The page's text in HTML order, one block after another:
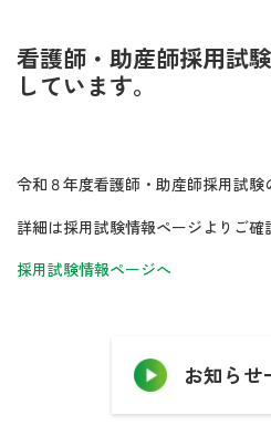
看護師・助産師採用試
しています。
令和８年度看護師・助産師採用試験
詳細は採用試験情報ページよりご確
採用試験情報ページへ
お知らせ